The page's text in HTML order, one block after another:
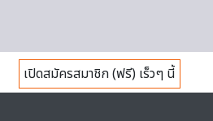
เปิดสมัครสมาชิก (ฟรี) เร็วๆ นี้